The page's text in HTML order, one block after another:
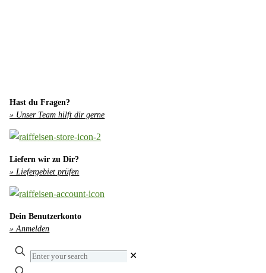
Hast du Fragen?
» Unser Team hilft dir gerne
Liefern wir zu Dir?
» Liefergebiet prüfen
Dein Benutzerkonto
» Anmelden
Enter
your
✕